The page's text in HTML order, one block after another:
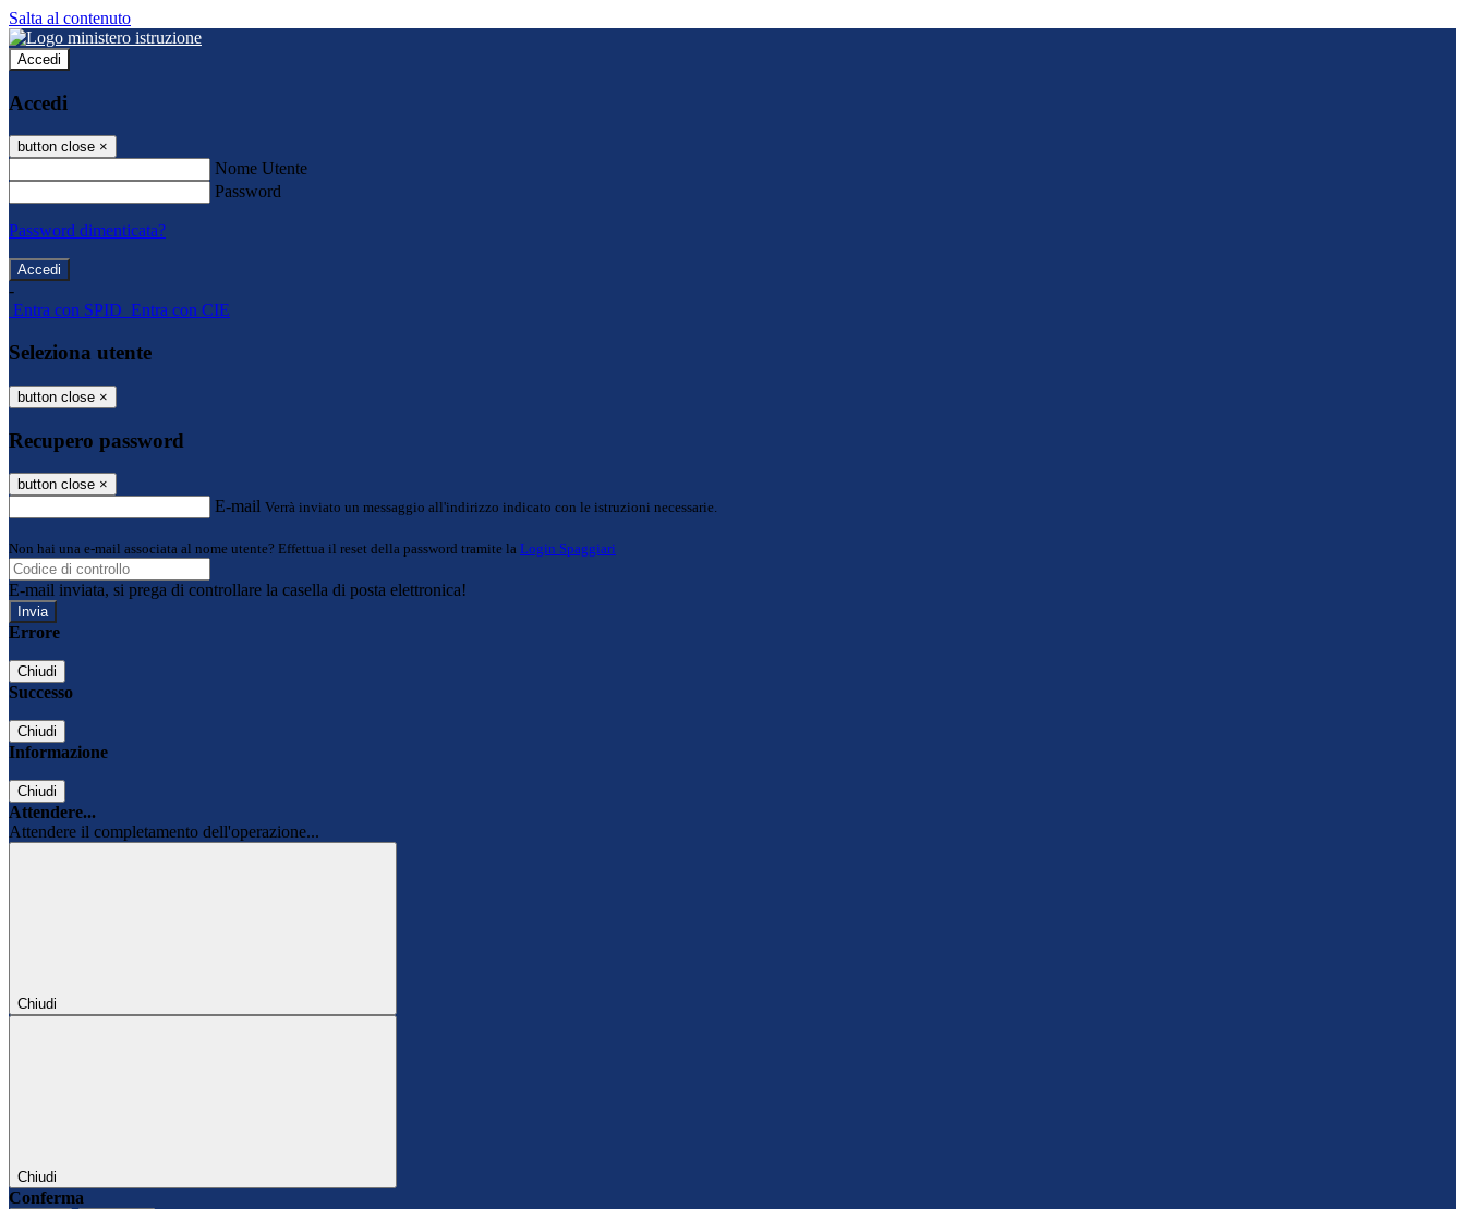
Salta al contenuto
Accedi
Accedi
button close ×
Nome Utente
Password
Password dimenticata?
-
Entra con SPID Entra con CIE
Seleziona utente
button close ×
Recupero password
button close ×
E-mail Verrà inviato un messaggio all'indirizzo indicato con le istruzioni necessarie.
Non hai una e-mail associata al nome utente? Effettua il reset della password tramite la Login Spaggiari
E-mail inviata, si prega di controllare la casella di posta elettronica!
Errore
Chiudi
Successo
Chiudi
Informazione
Chiudi
Attendere...
Attendere il completamento dell'operazione...
Chiudi
Chiudi
Conferma